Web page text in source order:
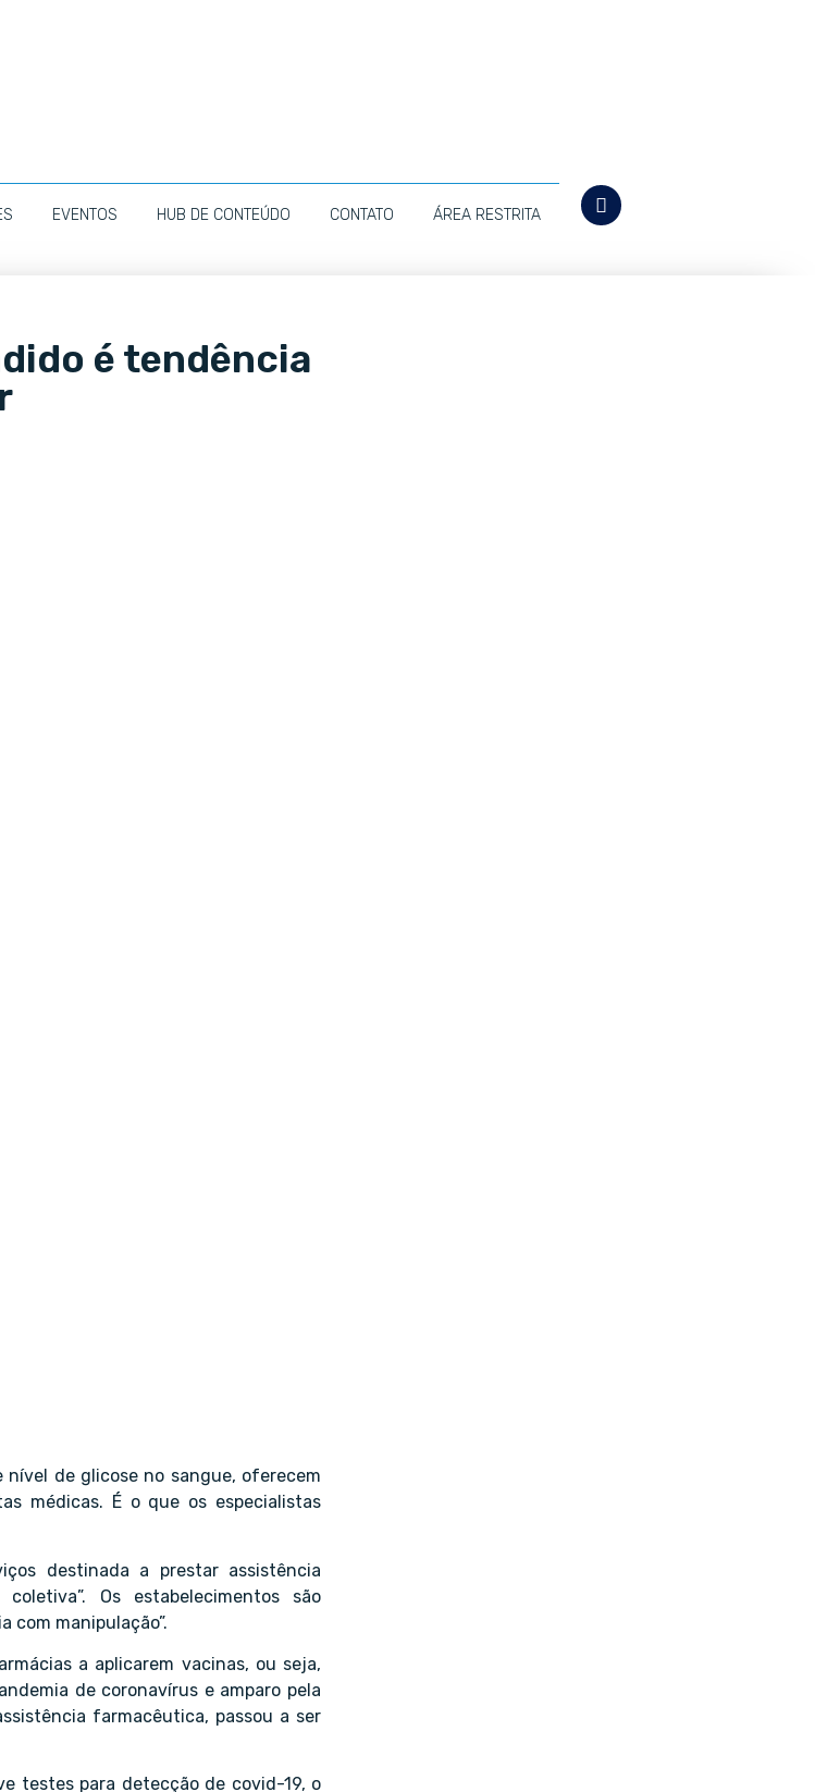
EVENTOS HUB DE CONTEÚDO CONTATO ÁREA RESTRITA
é tendência
de glicose no sangue, oferecem
médicas. É o que os especialistas
destinada a prestar assistência
Os estabelecimentos são
com manipulação”.
a aplicarem vacinas, ou seja,
de coronavírus e amparo pela
farmacêutica, passou a ser
testes para detecção de covid-19, o